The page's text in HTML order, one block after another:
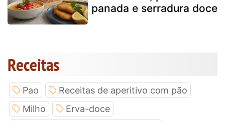
panada e serradura doce
Receitas
Pao
Receitas de aperitivo com pão
Milho
Erva-doce